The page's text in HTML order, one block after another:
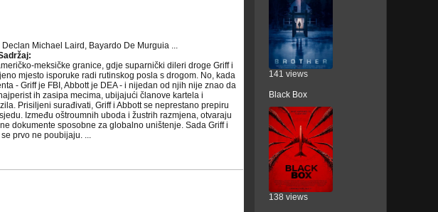
Michael Laird, Bayardo De Murguia ...
meksičke granice, gdje suparnički dileri droge Griff i
mjesto isporuke radi rutinskog posla s drogom. No, kada
- Griff je FBI, Abbott je DEA - i nijedan od njih nije znao da
ih zasipa mecima, ubijajući članove kartela i
Prisiljeni surađivati, Griff i Abbott se neprestano prepiru
Između oštroumnih uboda i žustrih razmjena, otvaraju
dokumente sposobne za globalno uništenje. Sada Griff i
prvo ne poubijaju. ...
141 views
Black Box
138 views